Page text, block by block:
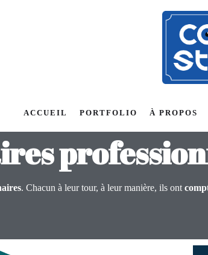
ACCUEIL PORTFOLIO À PROPOS
. Chacun à leur tour, à leur manière, ils ont